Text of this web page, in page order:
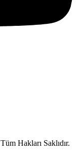
Hakları Saklıdır.